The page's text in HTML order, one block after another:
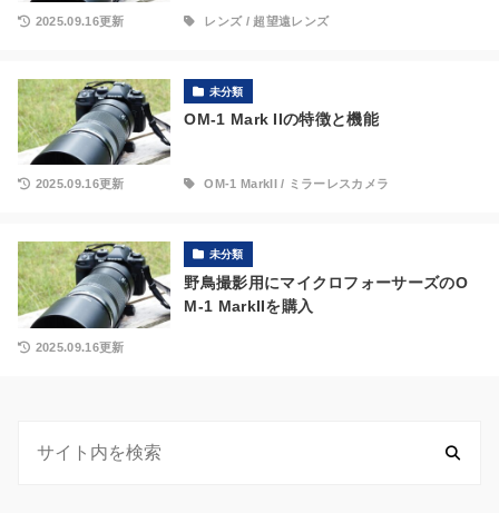
2025.09.16更新 レンズ / 超望遠レンズ
未分類
OM-1 Mark IIの特徴と機能
2025.09.16更新 OM-1 MarkII / ミラーレスカメラ
未分類
野鳥撮影用にマイクロフォーサーズのO
M-1 MarkIIを購入
2025.09.16更新